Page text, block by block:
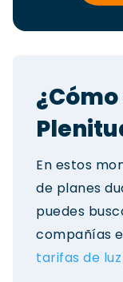
En estos
de planes
puedes
compañías
tarifas de